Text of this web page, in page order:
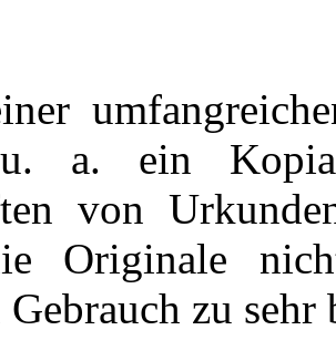
u. a. ein
von
Originale
zu sehr